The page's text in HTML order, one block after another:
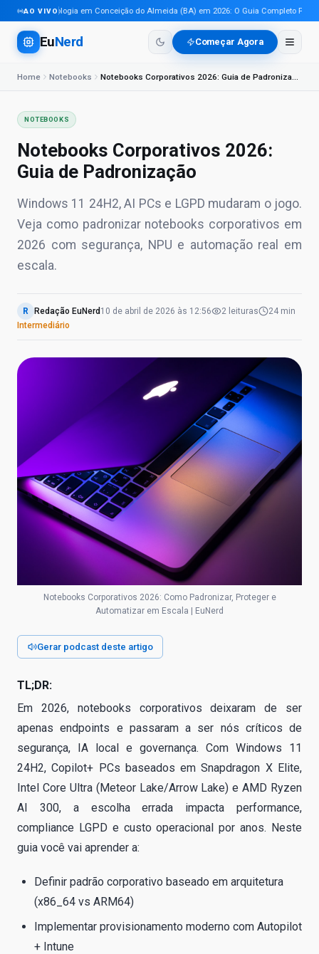
AO VIVO
Tecnologia em Conceição do Almeida (BA) em 2026: O Guia Completo Para
EuNerd Começar Agora
Home Notebooks Notebooks Corporativos 2026: Guia de Padronização
NOTEBOOKS
Notebooks Corporativos 2026:
Guia de Padronização
Windows 11 24H2, AI PCs e LGPD mudaram o jogo.
Veja como padronizar notebooks corporativos em
2026 com segurança, NPU e automação real em
escala.
R Redação EuNerd 10 de abril de 2026 às 12:56 2 leituras
24 min
Intermediário
Notebooks Corporativos 2026: Como Padronizar, Proteger e
Automatizar em Escala | EuNerd
Gerar podcast deste artigo
TL;DR:
Em 2026, notebooks corporativos deixaram de ser
apenas endpoints e passaram a ser nós críticos de
segurança, IA local e governança. Com Windows 11
24H2, Copilot+ PCs baseados em Snapdragon X Elite,
Intel Core Ultra (Meteor Lake/Arrow Lake) e AMD Ryzen
AI 300, a escolha errada impacta performance,
compliance LGPD e custo operacional por anos. Neste
guia você vai aprender a:
Definir padrão corporativo baseado em arquitetura
(x86_64 vs ARM64)
Implementar provisionamento moderno com Autopilot
+ Intune